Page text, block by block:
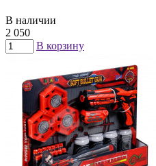
В наличии
2 050
В корзину